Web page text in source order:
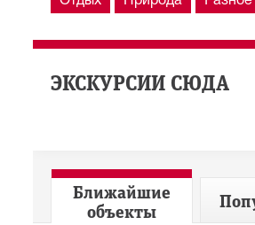
ЭКСКУРСИИ СЮДА
Ближайшие
объекты